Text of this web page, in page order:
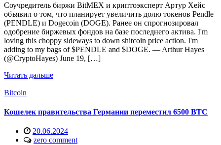
Соучредитель биржи BitMEX и криптоэксперт Артур Хейс
объявил о том, что планирует увеличить долю токенов Pendle
(PENDLE) и Dogecoin (DOGE). Ранее он спрогнозировал
одобрение биржевых фондов на базе последнего актива. I'm
loving this choppy sideways to down shitcoin price action. I'm
adding to my bags of $PENDLE and $DOGE. — Arthur Hayes
(@CryptoHayes) June 19, […]
Читать дальше
Bitcoin
Кошелек правительства Германии переместил 6500 BTC
20.06.2024
zero comment